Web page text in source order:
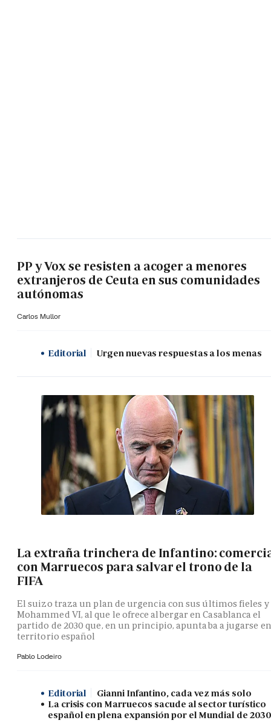
PP y Vox se resisten a acoger a menores
extranjeros de Ceuta en sus comunidades
autónomas
Carlos Mullor
Editorial Urgen nuevas respuestas a los menas
La extraña trinchera de Infantino:
con Marruecos para salvar el trono de la
FIFA
El suizo traza un plan de urgencia con sus últimos fieles y
Mohammed VI, al que le ofrece albergar en Casablanca el
partido de 2030 que, en un principio, apuntaba a jugarse en
territorio español
Pablo Lodeiro
Editorial
Gianni Infantino, cada vez más solo
La crisis con Marruecos sacude al sector turístico
español en plena expansión por el Mundial de